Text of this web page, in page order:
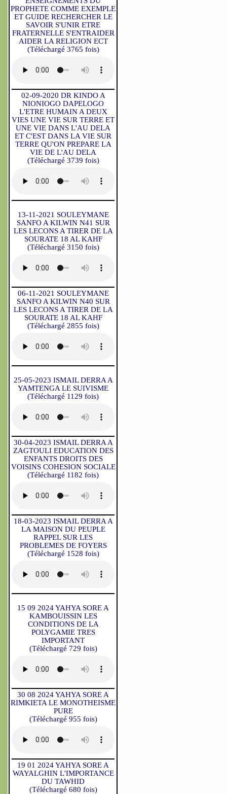
PROPHETE COMME EXEMPLE
ET GUIDE RECHERCHER LE
SAVOIR S'UNIR ETRE
FRATERNELLE S'ENTRAIDER
AIDER LA RELIGION ECT
(Téléchargé 3765 fois)
02-09-2020 DR KINDO A
NIONIOGO DAPELOGO
L'ETRE HUMAIN A DEUX
VIES UNE VIE SUR TERRE ET
UNE VIE DANS L'AU DELA
ET C'EST DANS LA VIE SUR
TERRE QU'ON PREPARE LA
VIE DE L'AU DELA
(Téléchargé 3739 fois)
13-11-2021 SOULEYMANE
SANFO A KILWIN N41 SUR
LES LECONS A TIRER DE LA
SOURATE 18 AL KAHF
(Téléchargé 3150 fois)
06-11-2021 SOULEYMANE
SANFO A KILWIN N40 SUR
LES LECONS A TIRER DE LA
SOURATE 18 AL KAHF
(Téléchargé 2855 fois)
25-05-2023 ISMAIL DERRA A
YAMTENGA LE SUIVISME
(Téléchargé 1129 fois)
30-04-2023 ISMAIL DERRA A
ZAGTOULI EDUCATION DES
ENFANTS DROITS DES
VOISINS COHESION SOCIALE
(Téléchargé 1182 fois)
18-03-2023 ISMAIL DERRA A
LA MAISON DU PEUPLE
RAPPEL SUR LES
PROBLEMES DE FOYERS
(Téléchargé 1528 fois)
15 09 2024 YAHYA SORE A
KAMBOUISSIN LES
CONDITIONS DE LA
POLYGAMIE TRES
IMPORTANT
(Téléchargé 729 fois)
30 08 2024 YAHYA SORE A
RIMKIETA LE MONOTHEISME
PURE
(Téléchargé 955 fois)
19 01 2024 YAHYA SORE A
WAYALGHIN L'IMPORTANCE
DU TAWHID
(Téléchargé 680 fois)